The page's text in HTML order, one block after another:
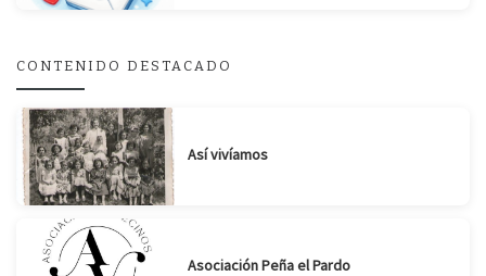
CONTENIDO DESTACADO
Así vivíamos
Asociación Peña el Pardo